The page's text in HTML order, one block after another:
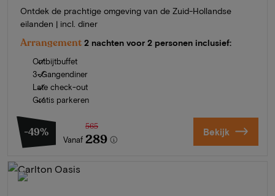
Ontdek de prachtige omgeving van de Zuid-Hollandse
eilanden | incl. diner
Arrangement 2 nachten voor 2 personen inclusief:
Ontbijtbuffet
3-Gangendiner
Late check-out
Gratis parkeren
-49%
Vanaf
565
289 Bekijk